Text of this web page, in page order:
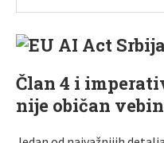
Član 4 i
nije običan